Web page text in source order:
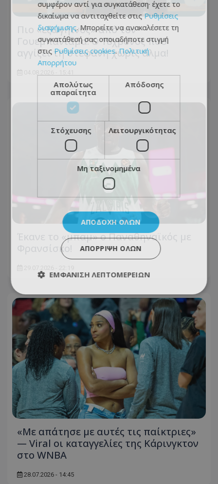
Πιο «εξωγήινος» από τον
Γουεμπανιάμα: Ο 18χρονος που
αγγίζει τη στεφάνη χωρίς άλμα!
Έκανε το «μπαμ» ο Παναθηναϊκός με
Φρανσίσκο!
«Με απάτησε με αυτές τις παίκτριες»
— Viral οι καταγγελίες της Κάρινγκτον
στο WNBA
28.07.2026 - 14:45
συμφέρον αντί για συγκατάθεση· έχετε το
δικαίωμα να αντιταχθείτε στις Ρυθμίσεις
διαφήμισης. Μπορείτε να ανακαλέσετε τη
συγκατάθεσή σας οποιαδήποτε στιγμή
στις Ρυθμίσεις cookies. Πολιτική
Απορρήτου
Απολύτως
απαραίτητα
Απόδοσης
Στόχευσης Λειτουργικότητας
Μη ταξινομημένα
ΑΠΟΔΟΧΉ ΌΛΩΝ
ΑΠΌΡΡΙΨΗ ΌΛΩΝ
ΕΜΦΆΝΙΣΗ ΛΕΠΤΟΜΕΡΕΙΏΝ